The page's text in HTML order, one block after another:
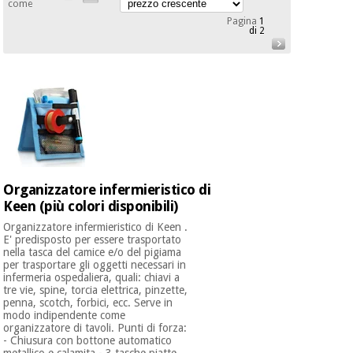
Outlet
Tech
Academy
mediche
Mobili
clinici
Armadi
Materiale
essenziale
per la
protezione
dei
coronavirus
Aerobica,
fitness e
Offerte
Outlet
Fisaude
Tech
Academy
Odontoiatria
Medicina
tradizionale
cinese
Mobili
clinici
Armadi
terapeutici
Materiale
come
Pagina 1
di 2
Organizzatore infermieristico di
Keen (più colori disponibili)
Organizzatore infermieristico di Keen .
E' predisposto per essere trasportato
nella tasca del camice e/o del pigiama
per trasportare gli oggetti necessari in
infermeria ospedaliera, quali: chiavi a
tre vie, spine, torcia elettrica, pinzette,
penna, scotch, forbici, ecc. Serve in
modo indipendente come
organizzatore di tavoli. Punti di forza:
- Chiusura con bottone automatico